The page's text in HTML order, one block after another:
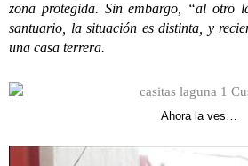
zona protegida. Sin embargo, “al otro
santuario, la situación es distinta, y
una casa terrera.
Ahora la ves…